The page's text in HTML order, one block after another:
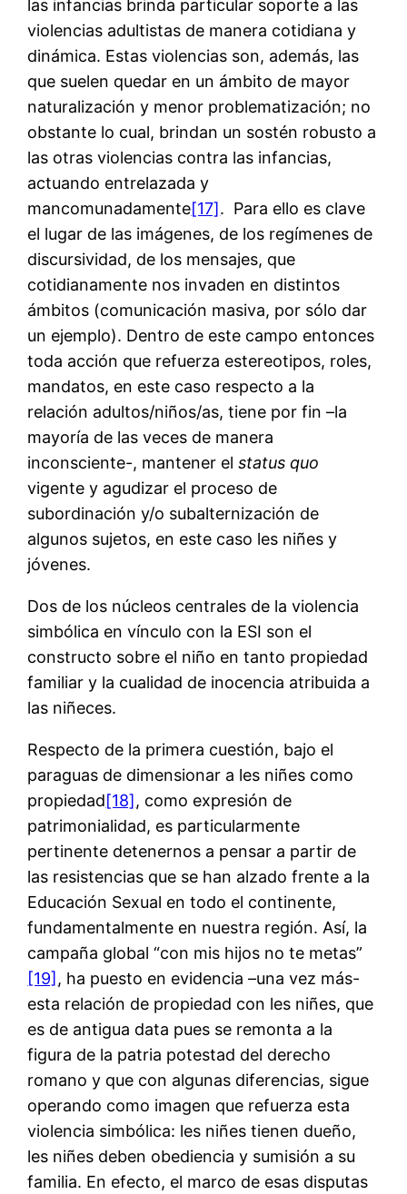
las infancias brinda particular soporte a las
violencias adultistas de manera cotidiana y
dinámica. Estas violencias son, además, las
que suelen quedar en un ámbito de mayor
naturalización y menor problematización; no
obstante lo cual, brindan un sostén robusto a
las otras violencias contra las infancias,
actuando entrelazada y
mancomunadamente[17]. Para ello es clave
el lugar de las imágenes, de los regímenes de
discursividad, de los mensajes, que
cotidianamente nos invaden en distintos
ámbitos (comunicación masiva, por sólo dar
un ejemplo). Dentro de este campo entonces
toda acción que refuerza estereotipos, roles,
mandatos, en este caso respecto a la
relación adultos/niños/as, tiene por fin –la
mayoría de las veces de manera
inconsciente-, mantener elstatus quo
vigente y agudizar el proceso de
subordinación y/o subalternización de
algunos sujetos, en este caso les niñes y
jóvenes.
Dos de los núcleos centrales de la violencia
simbólica en vínculo con la ESI son el
constructo sobre el niño en tanto propiedad
familiar y la cualidad de inocencia atribuida a
las niñeces.
Respecto de la primera cuestión, bajo el
paraguas de dimensionar a les niñes como
propiedad[18], como expresión de
patrimonialidad, es particularmente
pertinente detenernos a pensar a partir de
las resistencias que se han alzado frente a la
Educación Sexual en todo el continente,
fundamentalmente en nuestra región. Así, la
campaña global “con mis hijos no te metas”
[19], ha puesto en evidencia –una vez más-
esta relación de propiedad con les niñes, que
es de antigua data pues se remonta a la
figura de la patria potestad del derecho
romano y que con algunas diferencias, sigue
operando como imagen que refuerza esta
violencia simbólica: les niñes tienen dueño,
les niñes deben obediencia y sumisión a su
familia. En efecto, el marco de esas disputas